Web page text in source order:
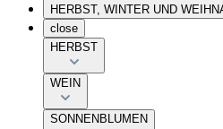
HERBST, WINTER UND
close
HERBST
WEIN
SONNENBLUMEN